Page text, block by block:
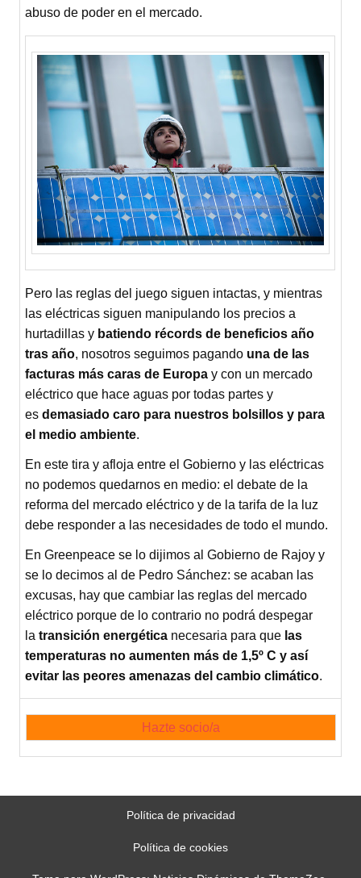
abuso de poder en el mercado.
Pero las reglas del juego siguen intactas, y mientras
las eléctricas siguen manipulando los precios a
hurtadillas y batiendo récords de beneficios año
tras año, nosotros seguimos pagando una de las
facturas más caras de Europa y con un mercado
eléctrico que hace aguas por todas partes y
esdemasiado caro para nuestros bolsillos y para
el medio ambiente.
En este tira y afloja entre el Gobierno y las eléctricas
no podemos quedarnos en medio: el debate de la
reforma del mercado eléctrico y de la tarifa de la luz
debe responder a las necesidades de todo el mundo.
En Greenpeace se lo dijimos al Gobierno de Rajoy y
se lo decimos al de Pedro Sánchez: se acaban las
excusas, hay que cambiar las reglas del mercado
eléctrico porque de lo contrario no podrá despegar
latransición energética necesaria para que las
temperaturas no aumenten más de 1,5º C y así
evitar las peores amenazas del cambio climático.
Hazte socio/a
Política de privacidad
Política de cookies